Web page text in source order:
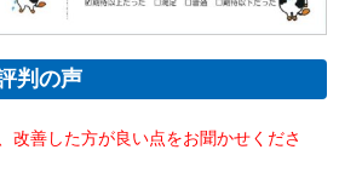
判の声
善した方が良い点をお聞かせくださ